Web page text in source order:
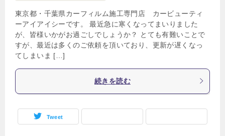
東京都・千葉県カーフィルム施工専門店 カービューティ
ーアイアイシーです。 最近急に寒くなってまいりました
が、皆様いかがお過ごしでしょうか？ とても有難いことで
すが、最近は多くのご依頼を頂いており、更新が遅くなっ
てしまいま […]
続きを読む
Tweet